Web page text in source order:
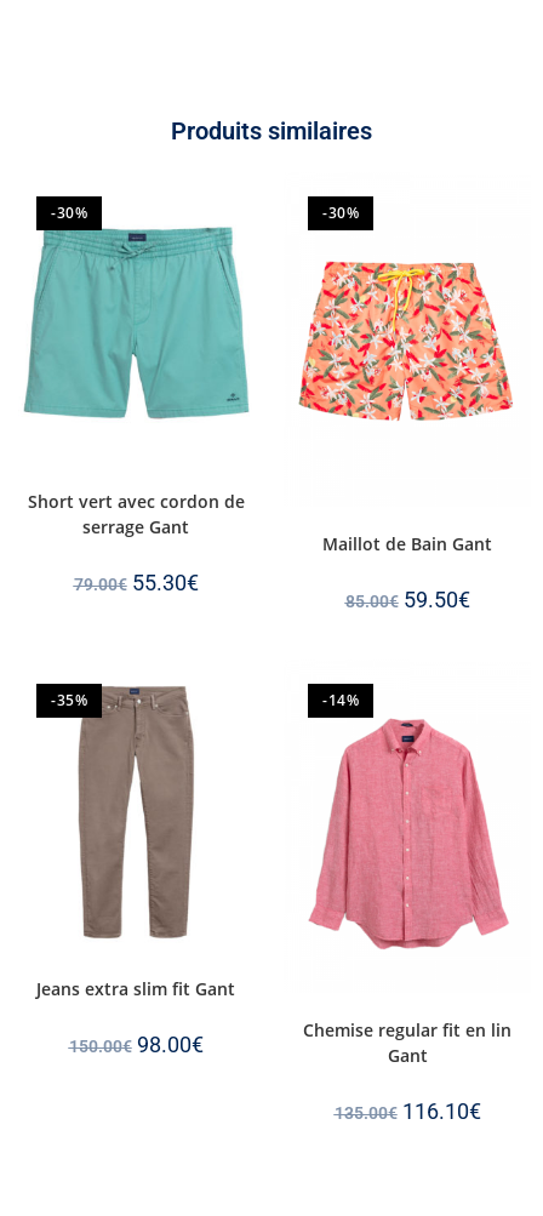
Produits similaires
-30%
Short vert avec cordon de
serrage Gant
79.00€ 55.30€
-30%
Maillot de Bain Gant
85.00€ 59.50€
-35%
Jeans extra slim fit Gant
150.00€ 98.00€
-14%
Chemise regular fit en lin
Gant
135.00€ 116.10€